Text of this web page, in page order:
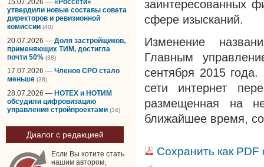
15.07.2026 — «Россети»
утвердили новые составы совета
директоров и ревизионной
комиссии (40)
20.07.2026 — Доля застройщиков,
применяющих ТИМ, достигла
почти 50% (38)
17.07.2026 — Членов СРО стало
меньше (38)
28.07.2026 — НОТЕХ и НОТИМ
обсудили цифровизацию
управления стройпроектами (34)
Диалог с редакцией
Если Вы хотите стать
нашим автором,
заинтересованных
сфере изысканий.
Изменение
Главным
сентября 2015
сети интернет
размещенная на
ближайшее время,
Сохранить как